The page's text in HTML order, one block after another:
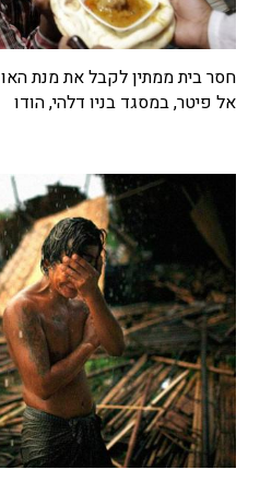
חסר בית ממתין לקבל את מנת
אל פיטר, במסגד בניו דלהי, הודו